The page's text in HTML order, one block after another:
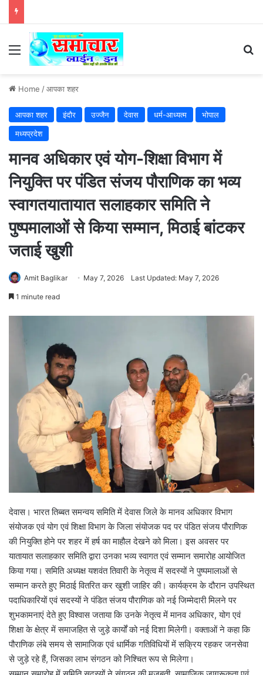
Menu
Home /आपका शहर
आपका शहर इंदौर उज्जैन देवास धर्म-आध्यत्म
भोपाल
मध्यप्रदेश
मानव अधिकार एवं योग-शिक्षा विभाग में
नियुक्ति पर पंडित संजय पौराणिक का भव्य
स्वागतयातायात सलाहकार समिति ने
पुष्पमालाओं से किया सम्मान, मिठाई बांटकर
जताई खुशी
Amit Baglikar May 7, 2026 Last Updated: May 7, 2026
1 minute read
देवास। भारत तिब्बत समन्वय समिति में देवास जिले के मानव अधिकार विभाग
संयोजक एवं योग एवं शिक्षा विभाग के जिला संयोजक पद पर पंडित संजय पौराणिक
की नियुक्ति होने पर शहर में हर्ष का माहौल देखने को मिला। इस अवसर पर
यातायात सलाहकार समिति द्वारा उनका भव्य स्वागत एवं सम्मान समारोह आयोजित
किया गया। समिति अध्यक्ष यशवंत तिवारी के नेतृत्व में सदस्यों ने पुष्पमालाओं से
सम्मान करते हुए मिठाई वितरित कर खुशी जाहिर की। कार्यक्रम के दौरान उपस्थित
पदाधिकारियों एवं सदस्यों ने पंडित संजय पौराणिक को नई जिम्मेदारी मिलने पर
शुभकामनाएं देते हुए विश्वास जताया कि उनके नेतृत्व में मानव अधिकार, योग एवं
शिक्षा के क्षेत्र में समाजहित से जुड़े कार्यों को नई दिशा मिलेगी। वक्ताओं ने कहा कि
पौराणिक लंबे समय से सामाजिक एवं धार्मिक गतिविधियों में सक्रिय रहकर जनसेवा
से जुड़े रहे हैं, जिसका लाभ संगठन को निश्चित रूप से मिलेगा।